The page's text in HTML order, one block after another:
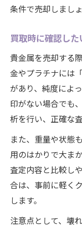
条件で売却しましょ
買取時に確認し
貴金属を売却する
金やプラチナには
があり、純度によ
印がない場合でも
析を行い、正確な
また、重量や状態
用のはかりで大ま
査定内容と比較し
合は、事前に軽く
します。
注意点として、壊